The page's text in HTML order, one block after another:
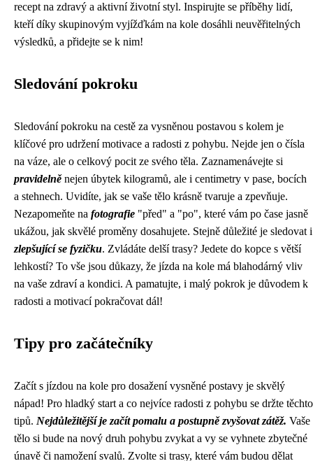
recept na zdravý a aktivní životní styl. Inspirujte se příběhy lidí,
kteří díky skupinovým vyjížďkám na kole dosáhli neuvěřitelných
výsledků, a přidejte se k nim!
Sledování pokroku
Sledování pokroku na cestě za vysněnou postavou s kolem je
klíčové pro udržení motivace a radosti z pohybu. Nejde jen o čísla
na váze, ale o celkový pocit ze svého těla. Zaznamenávejte si
pravidelněnejen úbytek kilogramů, ale i centimetry v pase, bocích
a stehnech. Uvidíte, jak se vaše tělo krásně tvaruje a zpevňuje.
Nezapomeňte na fotografie "před" a "po", které vám po čase jasně
ukážou, jak skvělé proměny dosahujete. Stejně důležité je sledovat i
zlepšující se fyzičku. Zvládáte delší trasy? Jedete do kopce s větší
lehkostí? To vše jsou důkazy, že jízda na kole má blahodárný vliv
na vaše zdraví a kondici. A pamatujte, i malý pokrok je důvodem k
radosti a motivací pokračovat dál!
Tipy pro začátečníky
Začít s jízdou na kole pro dosažení vysněné postavy je skvělý
nápad! Pro hladký start a co nejvíce radosti z pohybu se držte těchto
tipů. Nejdůležitější je začít pomalu a postupně zvyšovat zátěž. Vaše
tělo si bude na nový druh pohybu zvykat a vy se vyhnete zbytečné
únavě či namožení svalů. Zvolte si trasy, které vám budou dělat